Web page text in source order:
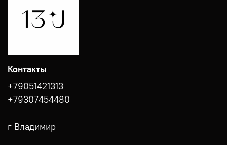
Контакты
+79051421313
+79307454480
г Владимир